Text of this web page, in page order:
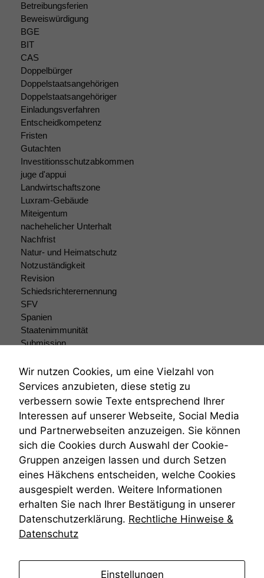
Betreibungsferien
Beweiswürdigung
BGE
BIT
CAS
Doppelbürger
Doppelstaatsangehörigen
Doppelstaatsangehöriger
Einladungsverfahren
Entscheidkompetenz
Fristen
Gutachten
Investitionsschutzabkommen
juge d'appui
Landwirtschaftszone
Luxram-Gebäude
Miteigentum
nachehelicher Unterhalt
Nachfrist
Natur- und Heimatschutz
Notzuständigkeit
Revision
Schiedsrichterernennung
SFV
Spanien
Staatenimmunität
Submission
Teilungsklage
Venezuela
VRK
Wiederherstellungsanordnung
Zivilprozessordnung
ZPO
Zustellfiktion
Zuständigkeit
Öffentliches Personalrecht
Öffentlichkeitsprinzip
Wir nutzen Cookies, um eine Vielzahl von
Services anzubieten, diese stetig zu
verbessern sowie Texte entsprechend Ihrer
Interessen auf unserer Webseite, Social Media
und Partnerwebseiten anzuzeigen. Sie können
sich die Cookies durch Auswahl der Cookie-
Gruppen anzeigen lassen und durch Setzen
eines Häkchens entscheiden, welche Cookies
ausgespielt werden. Weitere Informationen
erhalten Sie nach Ihrer Bestätigung in unserer
Datenschutzerklärung. Rechtliche Hinweise &
Datenschutz
Einstellungen
statistische
Funktionalität
Einige
Funktionen auf
dieser Website
sind optional.
Wenn Sie
diese Option
deaktivieren,
kann die
Website nicht
zu 100%
funktionieren.